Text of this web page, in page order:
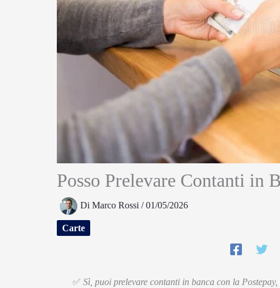
Posso Prelevare Contanti in
Di Marco Rossi /01/05/2026
Carte
✅ Sì, puoi prelevare contanti in banca con la